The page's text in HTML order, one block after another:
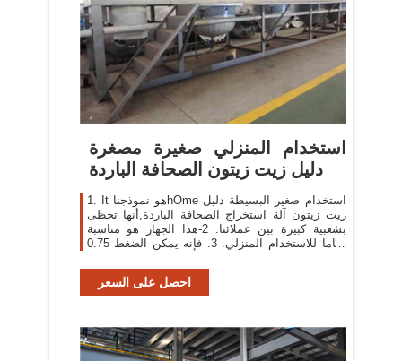
استخدام المنزلي صغيرة مصغرة
دليل زيت زيتون الصحافة الباردة
1. It هو نموذجناhOme استخدام صغير البسيطة دليل
زيت زيتون آلة استخراج الصحافة الباردة,أنها تحظى
بشعبية كبيرة بين عملائنا. 2-هذا الجهاز هو مناسبة
تماما للاستخدام المنزلي. 3. فإنه يمكن الضغط 0.75
احصل على السعر